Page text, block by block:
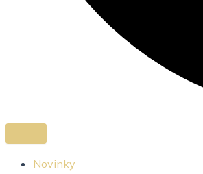
Novinky